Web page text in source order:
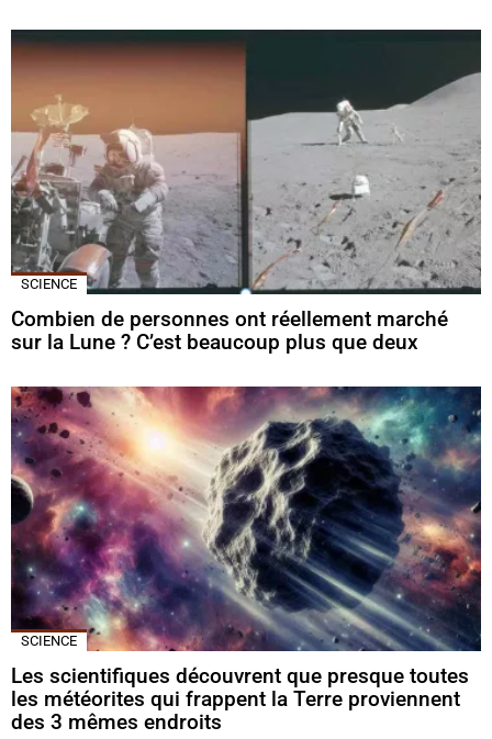
SCIENCE
Combien de personnes ont réellement marché
sur la Lune ? C’est beaucoup plus que deux
SCIENCE
Les scientifiques découvrent que presque toutes
les météorites qui frappent la Terre proviennent
des 3 mêmes endroits